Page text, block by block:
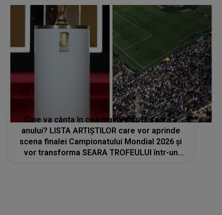
Cine va cânta în cea mai urmărită seară a
anului? LISTA ARTIȘTILOR care vor aprinde
scena finalei Campionatului Mondial 2026 și
vor transforma SEARA TROFEULUI într-un